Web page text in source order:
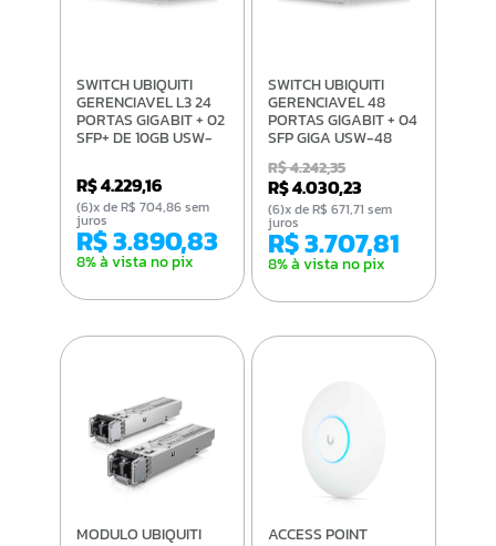
SWITCH UBIQUITI
GERENCIAVEL L3 24
PORTAS GIGABIT + 02
SFP+ DE 10GB USW-
R$ 4.229,16
R$ 3.890,83
8% à vista no pix
(6)x de R$ 704,86 sem
juros
SWITCH UBIQUITI
GERENCIAVEL 48
PORTAS GIGABIT + 04
SFP GIGA USW-48
RACK
R$ 4.242,35
R$ 4.030,23
R$ 3.707,81
8% à vista no pix
(6)x de R$ 671,71 sem
juros
MODULO UBIQUITI ACCESS POINT